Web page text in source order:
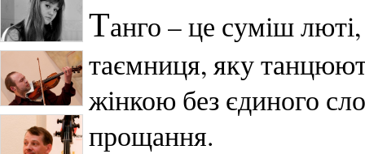
Танго – це суміш
таємниця, яку
жінкою без єдиного
прощання.